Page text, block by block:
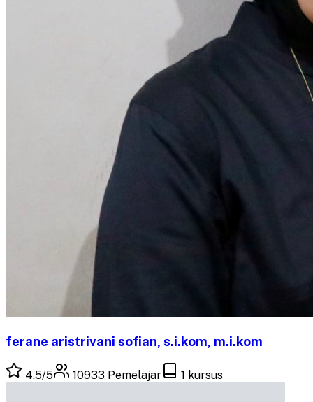
ferane aristrivani sofian, s.i.kom, m.i.kom
4.5/5 10933 Pemelajar 1 kursus